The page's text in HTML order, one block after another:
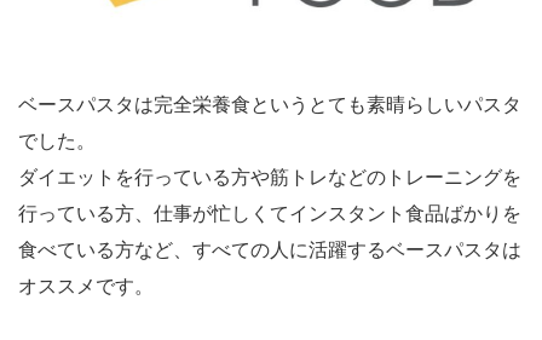
ベースパスタは完全栄養食というとても素晴らしいパスタ
でした。
ダイエットを行っている方や筋トレなどのトレーニングを
行っている方、仕事が忙しくてインスタント食品ばかりを
食べている方など、すべての人に活躍するベースパスタは
オススメです。